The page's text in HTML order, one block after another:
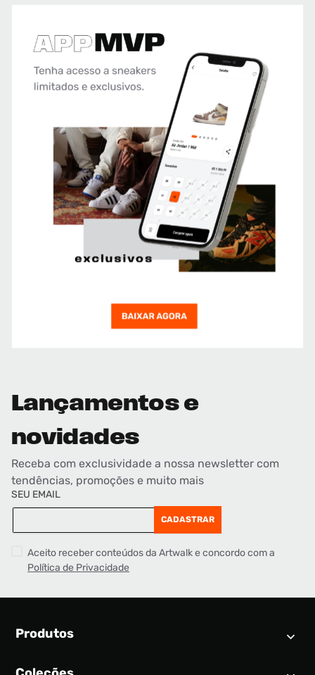
Lançamentos e
novidades
Receba com exclusividade a nossa newsletter com
tendências, promoções e muito mais
SEU EMAIL
CADASTRAR
Aceito receber conteúdos da Artwalk e concordo com a
Política de Privacidade
Produtos